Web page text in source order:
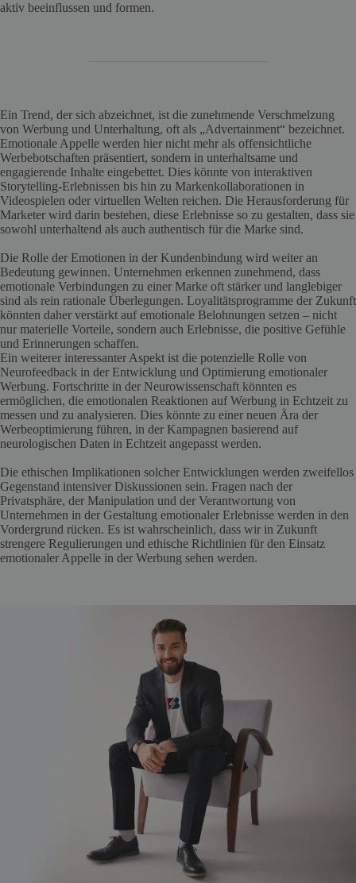
aktiv beeinflussen und formen.
Ein Trend, der sich abzeichnet, ist die zunehmende Verschmelzung
von Werbung und Unterhaltung, oft als „Advertainment“ bezeichnet.
Emotionale Appelle werden hier nicht mehr als offensichtliche
Werbebotschaften präsentiert, sondern in unterhaltsame und
engagierende Inhalte eingebettet. Dies könnte von interaktiven
Storytelling-Erlebnissen bis hin zu Markenkollaborationen in
Videospielen oder virtuellen Welten reichen. Die Herausforderung für
Marketer wird darin bestehen, diese Erlebnisse so zu gestalten, dass sie
sowohl unterhaltend als auch authentisch für die Marke sind.
Die Rolle der Emotionen in der Kundenbindung wird weiter an
Bedeutung gewinnen. Unternehmen erkennen zunehmend, dass
emotionale Verbindungen zu einer Marke oft stärker und langlebiger
sind als rein rationale Überlegungen. Loyalitätsprogramme der Zukunft
könnten daher verstärkt auf emotionale Belohnungen setzen – nicht
nur materielle Vorteile, sondern auch Erlebnisse, die positive Gefühle
und Erinnerungen schaffen.
Ein weiterer interessanter Aspekt ist die potenzielle Rolle von
Neurofeedback in der Entwicklung und Optimierung emotionaler
Werbung. Fortschritte in der Neurowissenschaft könnten es
ermöglichen, die emotionalen Reaktionen auf Werbung in Echtzeit zu
messen und zu analysieren. Dies könnte zu einer neuen Ära der
Werbeoptimierung führen, in der Kampagnen basierend auf
neurologischen Daten in Echtzeit angepasst werden.
Die ethischen Implikationen solcher Entwicklungen werden zweifellos
Gegenstand intensiver Diskussionen sein. Fragen nach der
Privatsphäre, der Manipulation und der Verantwortung von
Unternehmen in der Gestaltung emotionaler Erlebnisse werden in den
Vordergrund rücken. Es ist wahrscheinlich, dass wir in Zukunft
strengere Regulierungen und ethische Richtlinien für den Einsatz
emotionaler Appelle in der Werbung sehen werden.